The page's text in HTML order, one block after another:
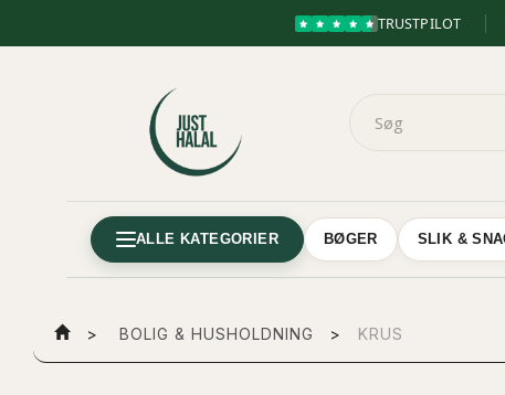
TRUSTPILOT
ALLE KATEGORIER BØGER SLIK &
BOLIG & HUSHOLDNING KRUS